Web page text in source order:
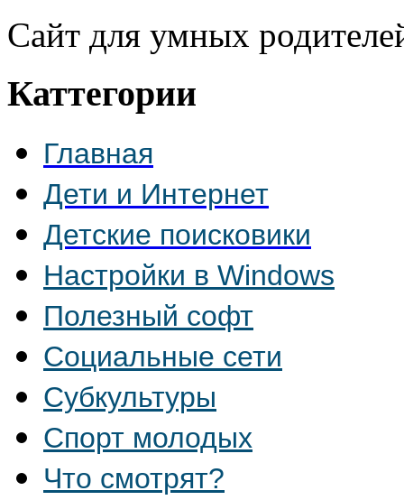
Сайт для умных
Каттегории
Главная
Дети и Интернет
Детские поисковики
Настройки в Windows
Полезный софт
Социальные сети
Субкультуры
Спорт молодых
Что смотрят?